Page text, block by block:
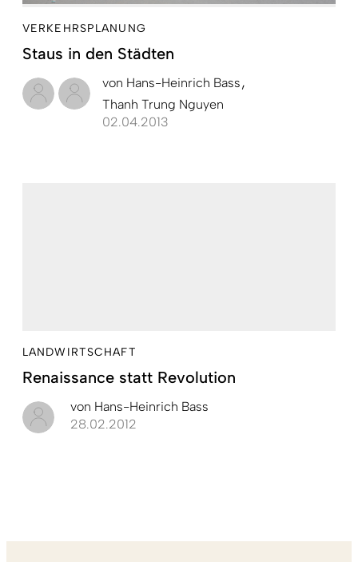
VERKEHRSPLANUNG
Staus in den Städten
von Hans-Heinrich Bass
Thanh Trung Nguyen
02.04.2013
LANDWIRTSCHAFT
Renaissance statt Revolution
von Hans-Heinrich Bass
28.02.2012